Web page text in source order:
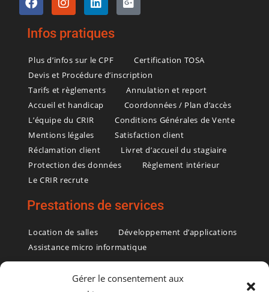
Gérer le consentement aux
Infos pratiques
Plus d’infos sur le CPF
Certification TOSA
Devis et Procédure d’inscription
Tarifs et règlements
Annulation et report
Accueil et handicap
Coordonnées / Plan d’accès
L’équipe du CRIR
Conditions Générales de Vente
Mentions légales
Satisfaction client
Réclamation client
Livret d’accueil du stagiaire
Protection des données
Règlement intérieur
Le CRIR recrute
Prestations de services
Location de salles
Développement d’applications
Assistance micro informatique
Formations et Services informatiques – Rochefort – Charente